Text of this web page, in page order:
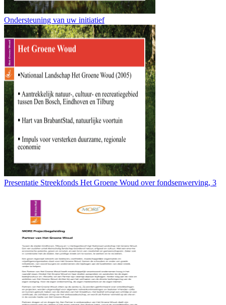
Ondersteuning van uw initiatief
Presentatie Streekfonds Het Groene Woud over fondsenwerving, 3